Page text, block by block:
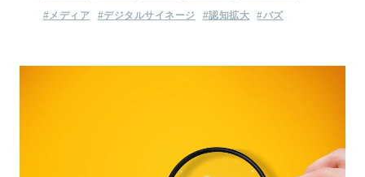
#メディア
#デジタルサイネージ #認知拡大 #バズ